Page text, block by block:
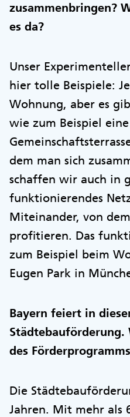
zusammenbringen?
es da?
Unser
hier tolle Beispiele:
Wohnung, aber es
wie zum Beispiel eine
dem man sich
schaffen wir auch in
funktionierendes
Miteinander, von
profitieren. Das
zum Beispiel beim
Eugen Park in
Bayern feiert in
Städtebauförderung.
des
Die
Jahren. Mit mehr als